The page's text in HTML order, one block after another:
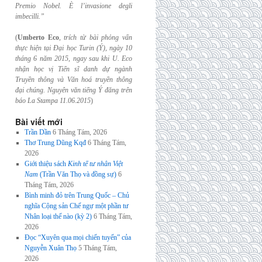
Premio Nobel. È l’invasione degli
imbecilli.”
(Umberto Eco,trích từ bài phỏng vấn
thực hiện tại Đại học Turin (Ý), ngày 10
tháng 6 năm 2015, ngay sau khi U. Eco
nhận học vị Tiến sĩ danh dự ngành
Truyền thông và Văn hoá truyền thông
đại chúng. Nguyên văn tiếng Ý đăng trên
báo La Stampa 11.06.2015)
Bài viết mới
Trần Dần 6 Tháng Tám, 2026
Thơ Trung Dũng Kqđ 6 Tháng Tám,
2026
Giới thiệu sách Kinh tế tư nhân Việt
Nam (Trần Văn Thọ và đồng sự) 6
Tháng Tám, 2026
Bình minh đỏ trên Trung Quốc – Chủ
nghĩa Cộng sản Chế ngự một phần tư
Nhân loại thế nào (kỳ 2) 6 Tháng Tám,
2026
Đọc “Xuyên qua mọi chiến tuyến” của
Nguyễn Xuân Thọ 5 Tháng Tám,
2026